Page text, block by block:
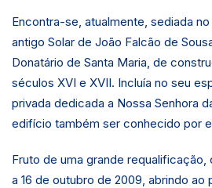
Encontra-se, atualmente, sediada
antigo Solar de João Falcão de
Donatário de Santa Maria, de
séculos XVI e XVII. Incluía no seu
privada dedicada a Nossa Senhora
edifício também ser conhecido por
Fruto de uma grande
a 16 de outubro de 2009, abrindo ao